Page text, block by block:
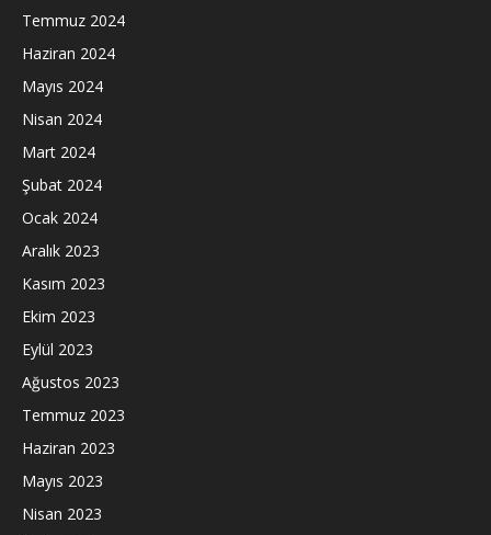
Temmuz 2024
Haziran 2024
Mayıs 2024
Nisan 2024
Mart 2024
Şubat 2024
Ocak 2024
Aralık 2023
Kasım 2023
Ekim 2023
Eylül 2023
Ağustos 2023
Temmuz 2023
Haziran 2023
Mayıs 2023
Nisan 2023